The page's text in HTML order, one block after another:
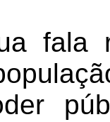
fala